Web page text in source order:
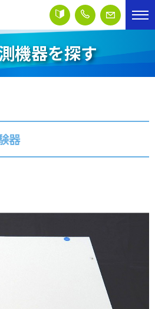
機器を探す
器